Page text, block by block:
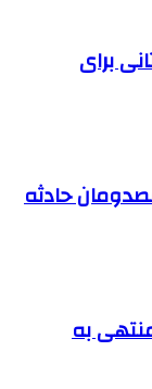
برای
حادثه
به